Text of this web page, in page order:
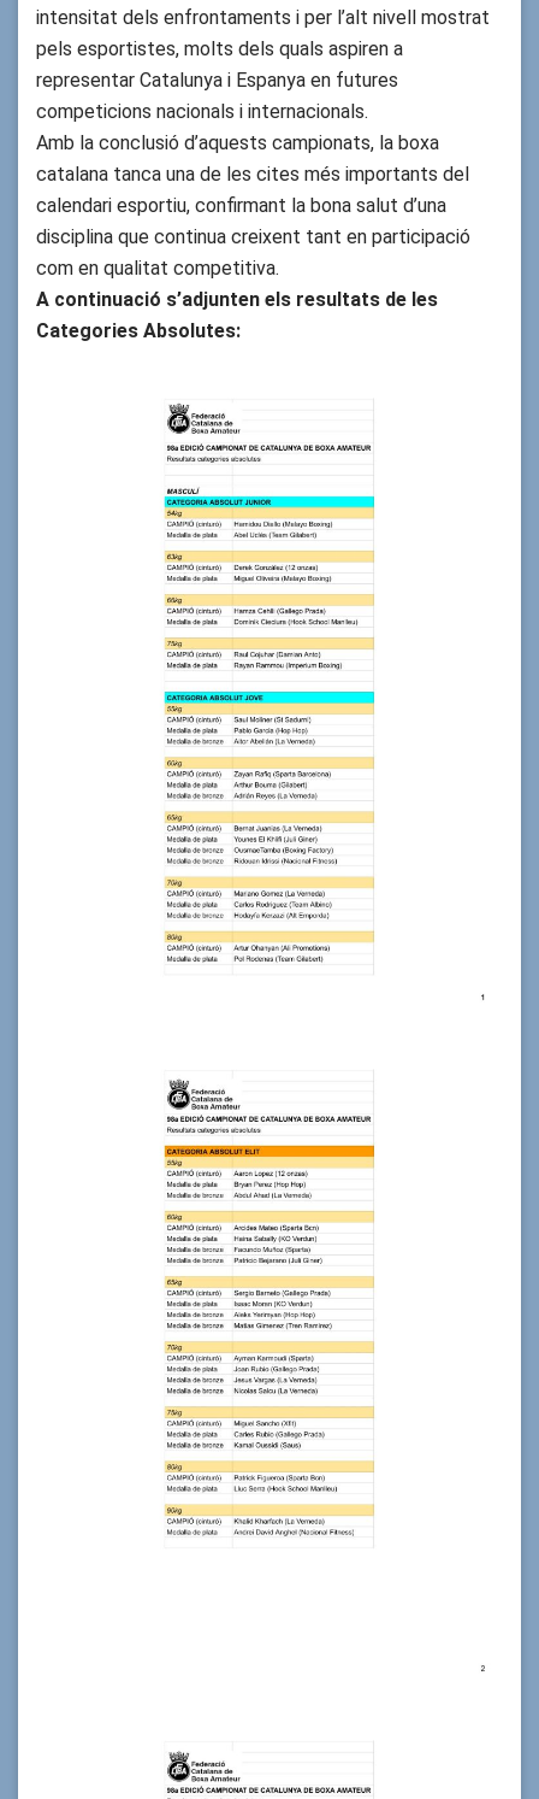
intensitat dels enfrontaments i per l’alt nivell mostrat
pels esportistes, molts dels quals aspiren a
representar Catalunya i Espanya en futures
competicions nacionals i internacionals.
Amb la conclusió d’aquests campionats, la boxa
catalana tanca una de les cites més importants del
calendari esportiu, confirmant la bona salut d’una
disciplina que continua creixent tant en participació
com en qualitat competitiva. ‎
A continuació s’adjunten els resultats de les
Categories Absolutes: